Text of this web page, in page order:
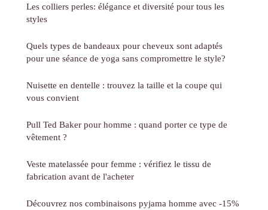
Les colliers perles: élégance et diversité pour tous les
styles
Quels types de bandeaux pour cheveux sont adaptés
pour une séance de yoga sans compromettre le style?
Nuisette en dentelle : trouvez la taille et la coupe qui
vous convient
Pull Ted Baker pour homme : quand porter ce type de
vêtement ?
Veste matelassée pour femme : vérifiez le tissu de
fabrication avant de l'acheter
Découvrez nos combinaisons pyjama homme avec -15%